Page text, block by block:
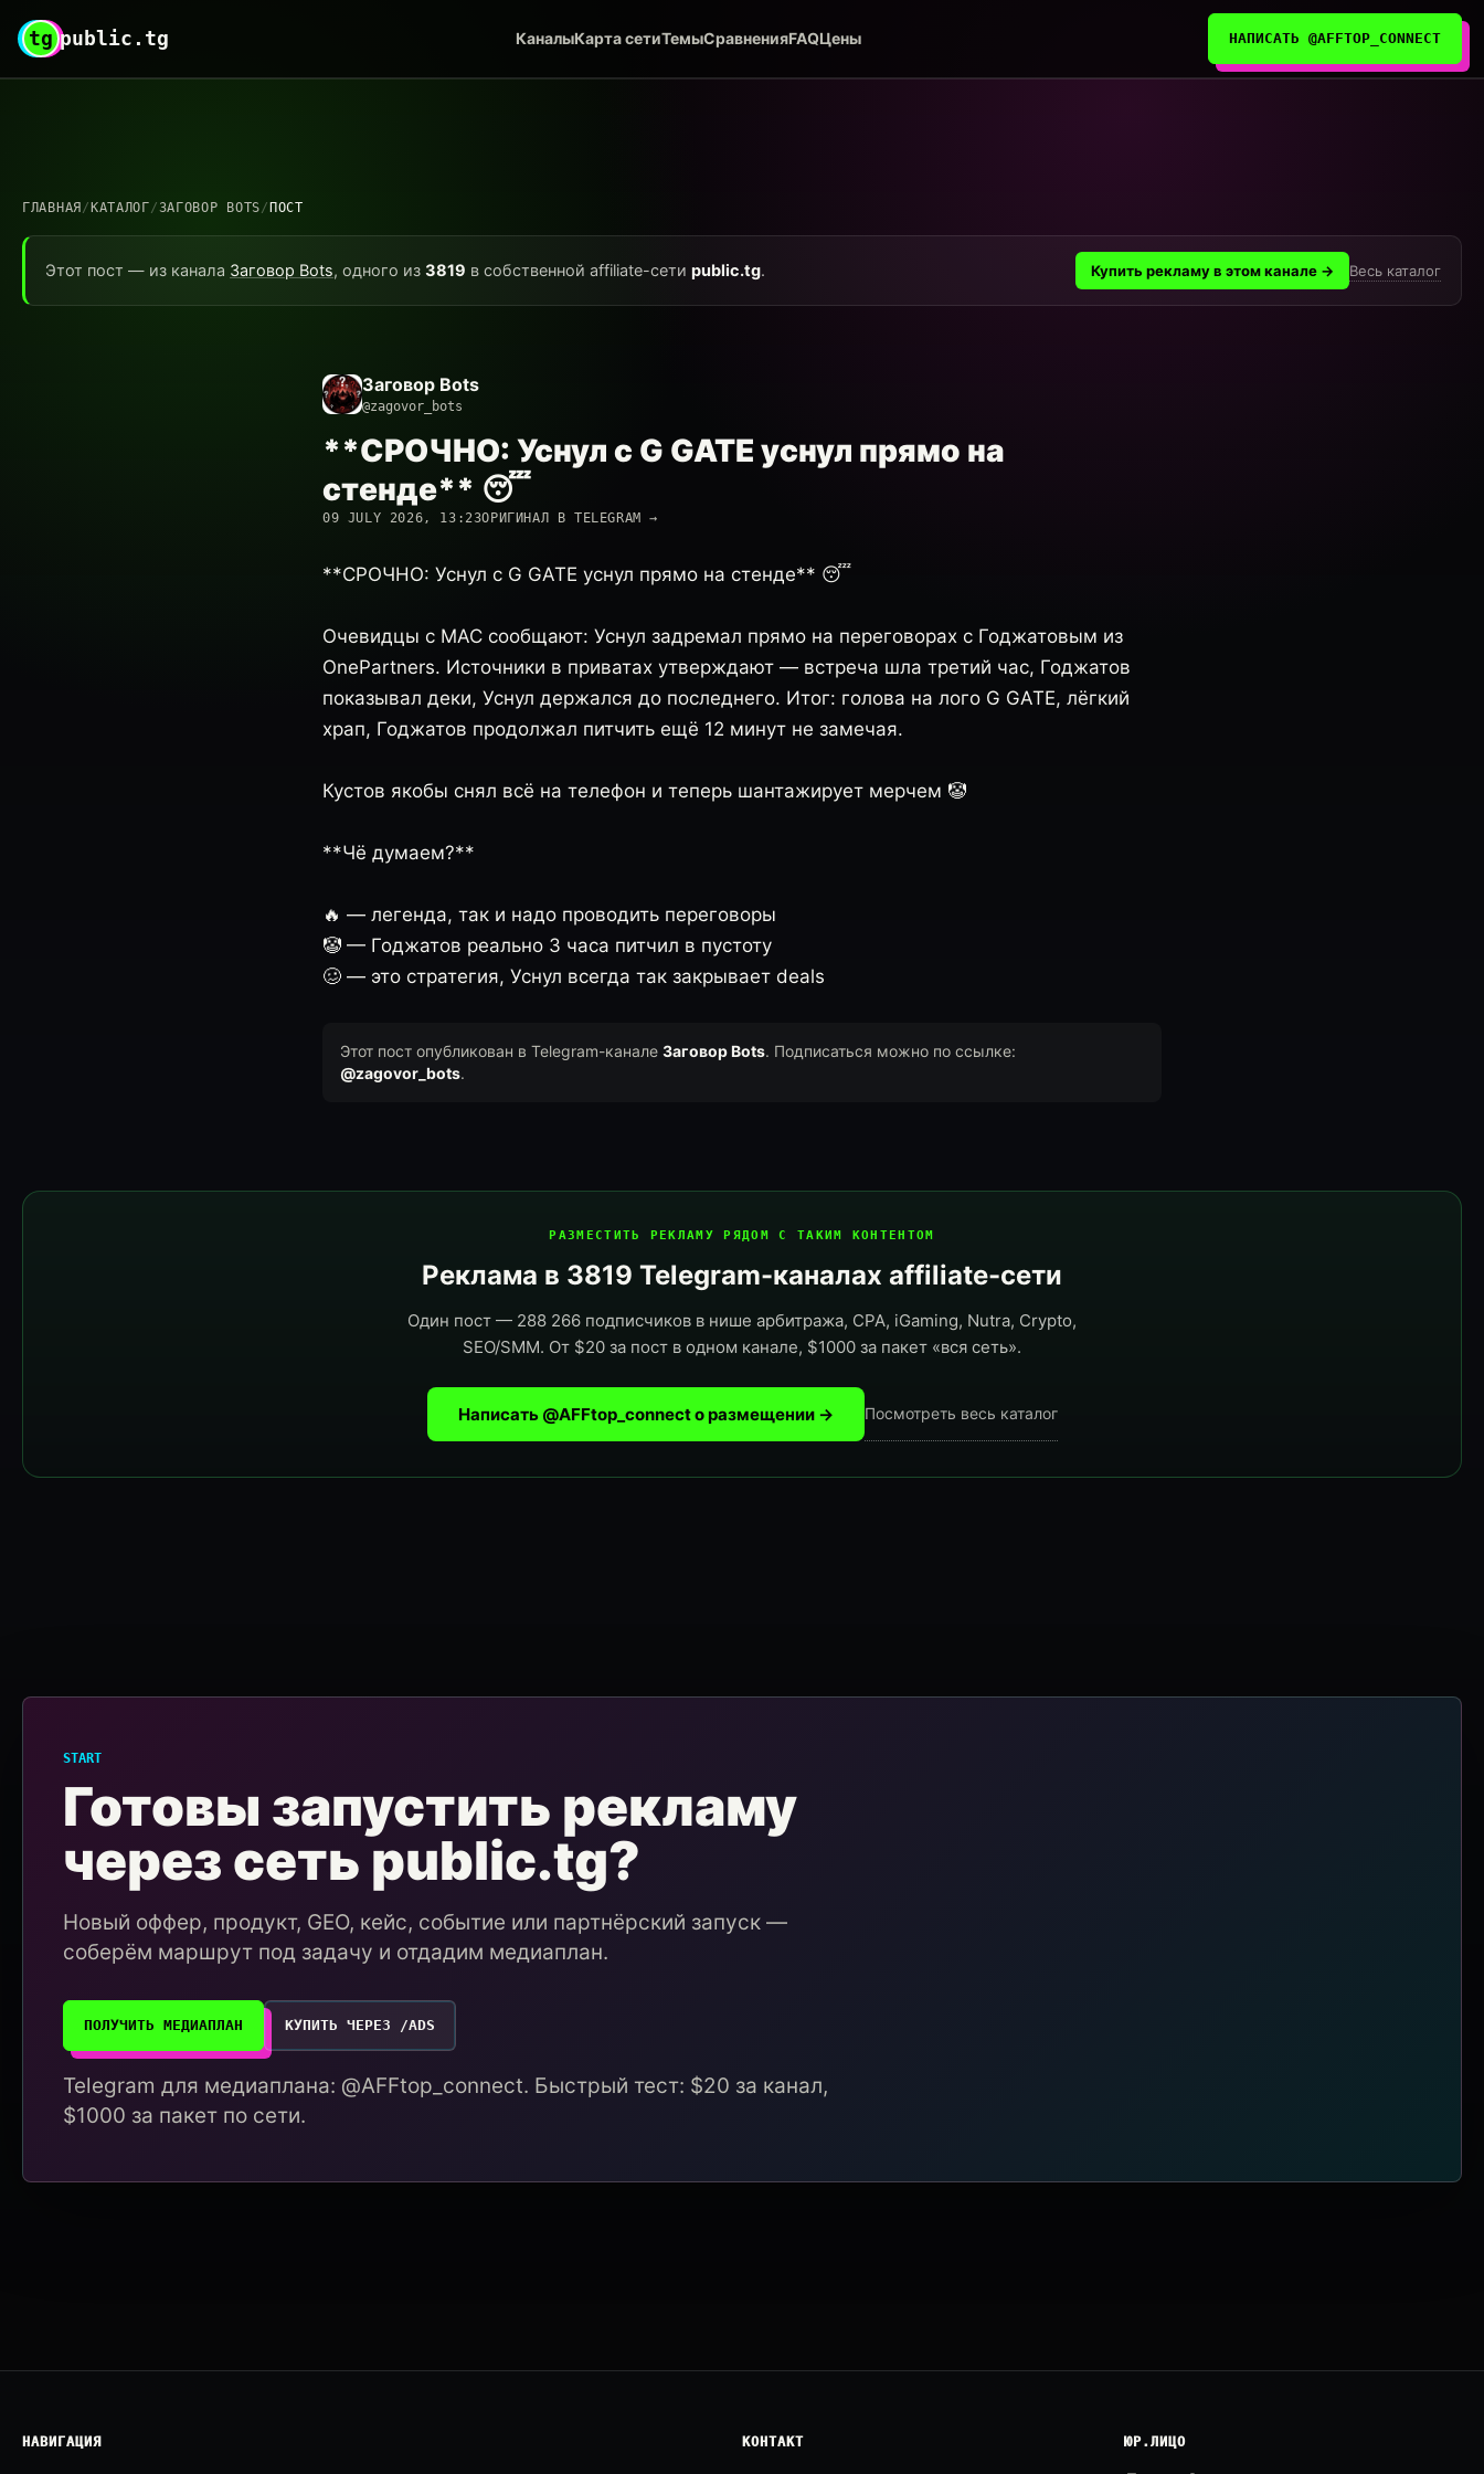
tg public.tg КаналыКарта сетиТемыСравненияFAQЦены НАПИСАТЬ @AFFTOP_CONNECT
ГЛАВНАЯ / КАТАЛОГ/ЗАГОВОР BOTS/ ПОСТ
Этот пост — из канала Заговор Bots, одного из 3819 в собственной affiliate-сети public.tg. Купить рекламу в этом канале → Весь каталог
Заговор Bots
@zagovor_bots
**СРОЧНО: Уснул с G GATE уснул прямо на
стенде** 😴
09 JULY 2026, 13:23ОРИГИНАЛ В TELEGRAM →
**СРОЧНО: Уснул с G GATE уснул прямо на стенде** 😴
Очевидцы с MAC сообщают: Уснул задремал прямо на переговорах с Годжатовым из
OnePartners. Источники в приватах утверждают — встреча шла третий час, Годжатов
показывал деки, Уснул держался до последнего. Итог: голова на лого G GATE, лёгкий
храп, Годжатов продолжал питчить ещё 12 минут не замечая.
Кустов якобы снял всё на телефон и теперь шантажирует мерчем 🤡
**Чё думаем?**
🔥 — легенда, так и надо проводить переговоры
🤡 — Годжатов реально 3 часа питчил в пустоту
🥴 — это стратегия, Уснул всегда так закрывает deals
Этот пост опубликован в Telegram-канале Заговор Bots. Подписаться можно по ссылке:
@zagovor_bots.
РАЗМЕСТИТЬ РЕКЛАМУ РЯДОМ С ТАКИМ КОНТЕНТОМ
Реклама в 3819 Telegram-каналах affiliate-сети
Один пост — 288 266 подписчиков в нише арбитража, CPA, iGaming, Nutra, Crypto,
SEO/SMM. От $20 за пост в одном канале, $1000 за пакет «вся сеть».
Написать @AFFtop_connect о размещении → Посмотреть весь каталог
START
Готовы запустить рекламу
через сеть public.tg?
Новый оффер, продукт, GEO, кейс, событие или партнёрский запуск —
соберём маршрут под задачу и отдадим медиаплан.
ПОЛУЧИТЬ МЕДИАПЛАН КУПИТЬ ЧЕРЕЗ /ADS
Telegram для медиаплана: @AFFtop_connect. Быстрый тест: $20 за канал,
$1000 за пакет по сети.
НАВИГАЦИЯ КОНТАКТ ЮР.ЛИЦО